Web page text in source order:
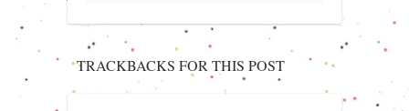
TRACKBACKS FOR THIS POST